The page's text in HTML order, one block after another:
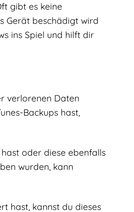
gibt es keine
Gerät beschädigt wird
ins Spiel und hilft dir
verlorenen Daten
Backups hast,
oder diese ebenfalls
wurden, kann
hast, kannst du dieses